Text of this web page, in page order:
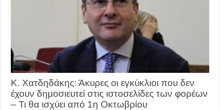
Κ. Χατδηδάκης: Άκυρες οι εγκύκλιοι που δεν
έχουν δημοσιευτεί στις ιστοσελίδες των φορέων
– Τι θα ισχύει από 1η Οκτωβρίου